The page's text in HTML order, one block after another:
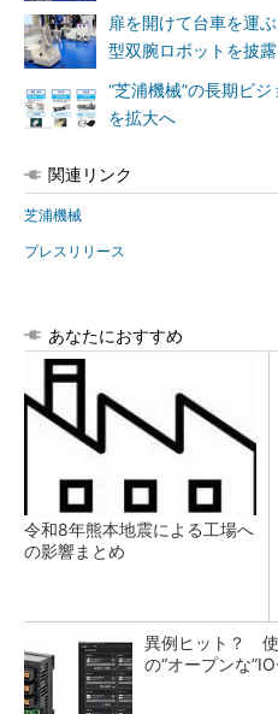
扉を開けて台車を運
型双腕ロボットを披露
“芝浦機械”の長期ビ
を拡大へ
関連リンク
芝浦機械
プレスリリース
あなたにおすすめ
令和8年熊本地震による工場へ
の影響まとめ
異例ヒット？ 使
の“オープンな